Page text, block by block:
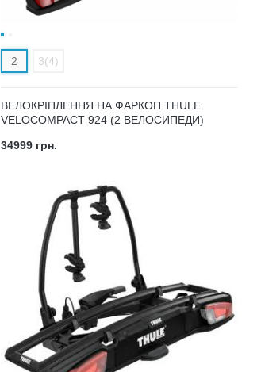
2 3(4)
ВЕЛОКРІПЛЕННЯ НА ФАРКОП THULE
VELOCOMPACT 924 (2 ВЕЛОСИПЕДИ)
34999 грн.